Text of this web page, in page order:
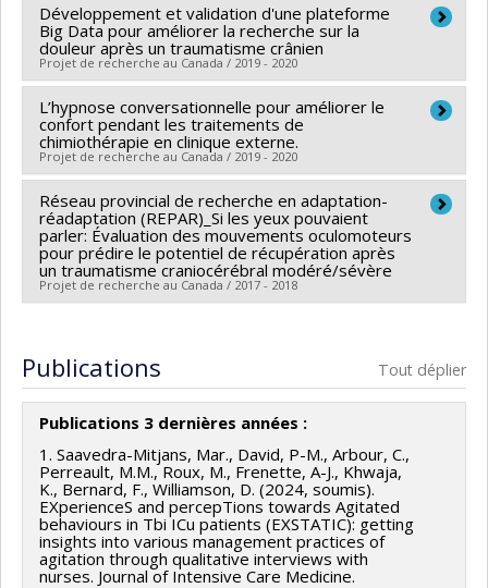
relance économique – Soutien chercheurs et
chercheuses
Chercheur principal : Caroline Arbour
Co-chercheurs : Francis Bernard,David Williamson
Louis De Beaumont
Sources de financement :
FRQS/Fonds de recherche
du Québec - Santé (FRSQ)
Programmes de subvention :PVXXXXXX-Volet 1 -
Consortium pour le développement de la recherche en
traumatologie
Développement et validation d'une plateforme
Big Data pour améliorer la recherche sur la
douleur après un traumatisme crânien
Projet de recherche au Canada / 2019 - 2020
Co-chercheurs : Caroline Arbour
Sources de financement :FRQS/Fonds de recherche
du Québec - Santé (FRSQ)
Programmes de subvention : PVXXXXXX-Réseaux
thématiques de recherche
L’hypnose conversationnelle pour améliorer le
confort pendant les traitements de
chimiothérapie en clinique externe.
Projet de recherche au Canada / 2019 - 2020
Chercheur principal : Caroline Arbour
Sources de financement :Université de Montréal
Programmes de subvention :
Réseau provincial de recherche en adaptation-
réadaptation (REPAR)_Si les yeux pouvaient
parler: Évaluation des mouvements oculomoteurs
pour prédire le potentiel de récupération après
un traumatisme craniocérébral modéré/sévère
Projet de recherche au Canada / 2017 - 2018
Co-chercheurs :
Alex Desautels,Louis De Beaumont,Marie-Julie
Potvin
du Québec - Santé (FRSQ)
Programmes de subvention : PVXXXXXX-Réseaux
thématiques de recherche
Publications Tout déplier
Publications 3 dernières années :
1. Saavedra-Mitjans, Mar., David, P-M., Arbour, C.,
Perreault, M.M., Roux, M., Frenette, A-J., Khwaja,
K., Bernard, F., Williamson, D. (2024, soumis).
EXperienceS and percepTions towards Agitated
behaviours in Tbi ICu patients (EXSTATIC): getting
insights into various management practices of
agitation through qualitative interviews with
nurses. Journal of Intensive Care Medicine.